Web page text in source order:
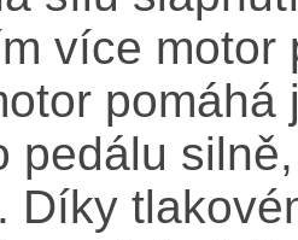
více motor
pedálu
Díky